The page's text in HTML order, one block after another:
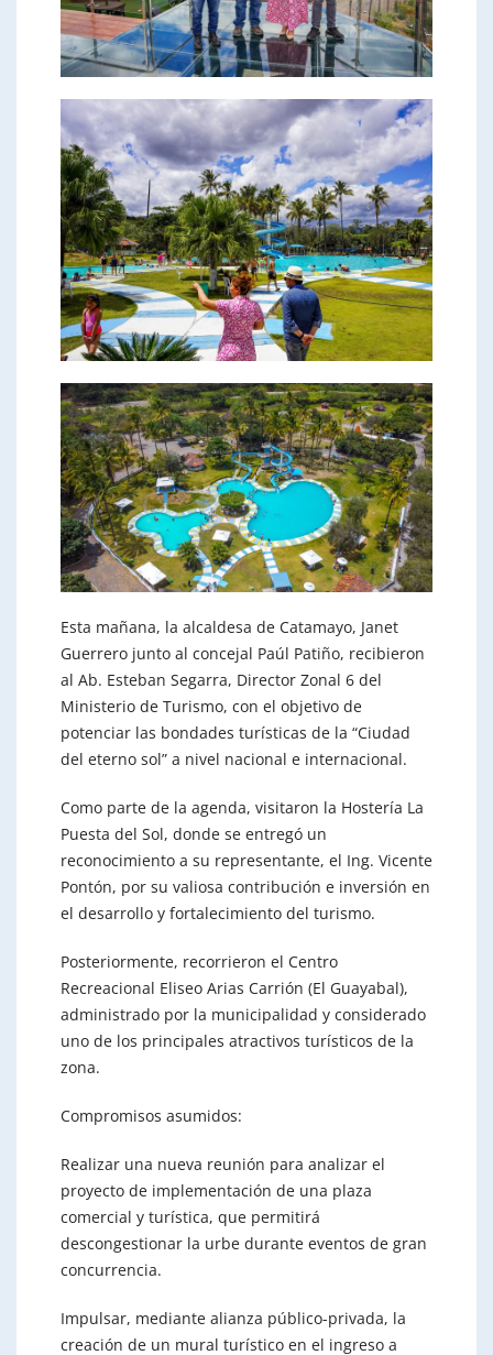
Esta mañana, la alcaldesa de Catamayo, Janet
Guerrero junto al concejal Paúl Patiño, recibieron
al Ab. Esteban Segarra, Director Zonal 6 del
Ministerio de Turismo, con el objetivo de
potenciar las bondades turísticas de la “Ciudad
del eterno sol” a nivel nacional e internacional.
Como parte de la agenda, visitaron la Hostería La
Puesta del Sol, donde se entregó un
reconocimiento a su representante, el Ing. Vicente
Pontón, por su valiosa contribución e inversión en
el desarrollo y fortalecimiento del turismo.
Posteriormente, recorrieron el Centro
Recreacional Eliseo Arias Carrión (El Guayabal),
administrado por la municipalidad y considerado
uno de los principales atractivos turísticos de la
zona.
Compromisos asumidos:
Realizar una nueva reunión para analizar el
proyecto de implementación de una plaza
comercial y turística, que permitirá
descongestionar la urbe durante eventos de gran
concurrencia.
Impulsar, mediante alianza público-privada, la
creación de un mural turístico en el ingreso a